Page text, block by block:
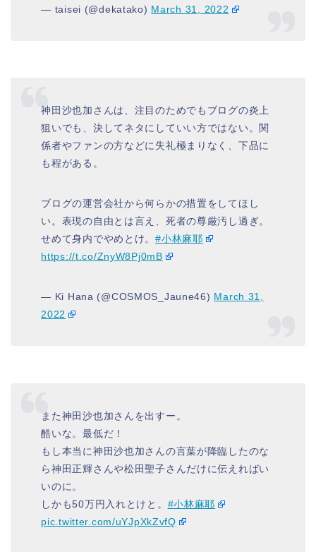
— taisei (@dekatako) March 31, 2022
神田沙也加さんは、注目のためでもブログの炎上
狙いでも、決してネタにしていい方ではない。関
係者やファンの方などに失礼極まりなく、下品に
も程がある。
ブログの運営会社から何らかの措置をしてほし
い。表現の自由とは言え、死者の尊厳汚し過ぎ。
せめて身内でやめとけ。#小林麻耶
https://t.co/ZnyW8Pj0mB
— Ki Hana (@COSMOS_Jaune46) March 31,
2022
また神田沙也加さんを出すー。
酷いな。最低だ！
もし本当に神田沙也加さんの言葉が降臨したのな
ら神田正輝さんや松田聖子さんだけに伝えればい
いのに。
しかも50万円入れとけと。 #小林麻耶
pic.twitter.com/uYJpXkZvfQ